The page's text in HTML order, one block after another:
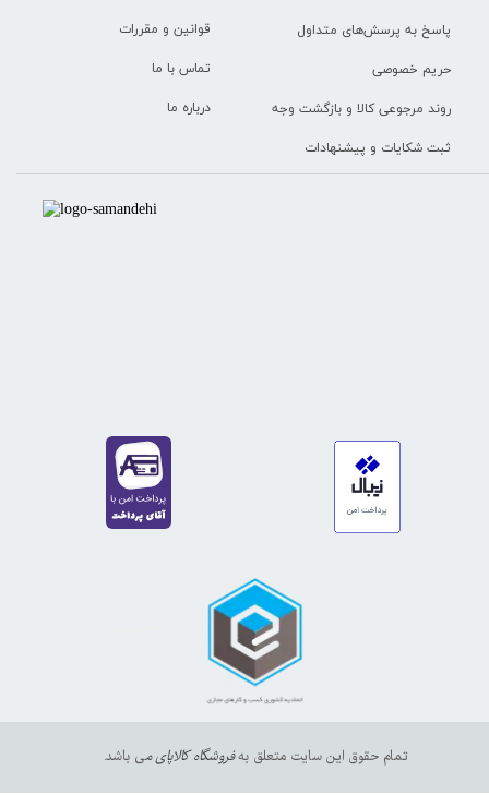
تمام حقوق این سایت متعلق بهفروشگاه کالاپای می باشد.
پاسخ به پرسش‌های متداول
حریم خصوصی
روند مرجوعی کالا و بازگشت وجه
ثبت شکایات و پیشنهادات
قوانین و مقررات
تماس با ما
درباره ما